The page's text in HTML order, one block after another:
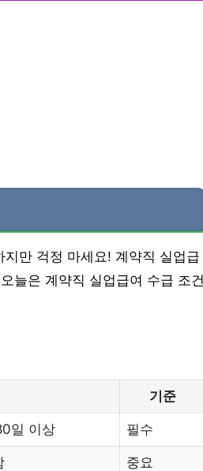
만 걱정 마세요! 계약직 실업급
늘은 계약직 실업급여 수급 조건
기준
일 이상 필수
중요